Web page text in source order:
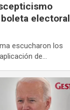
electoral
escucharon los
de…